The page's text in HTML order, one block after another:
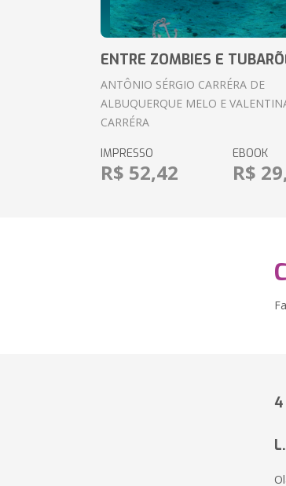
ENTRE ZOMBIES E
ANTÔNIO SÉRGIO CARRÉRA DE
ALBUQUERQUE MELO E
CARRÉRA
IMPRESSO
R$ 52,42
EBOOK
R$